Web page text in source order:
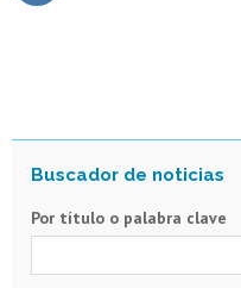
Por título o palabra clave